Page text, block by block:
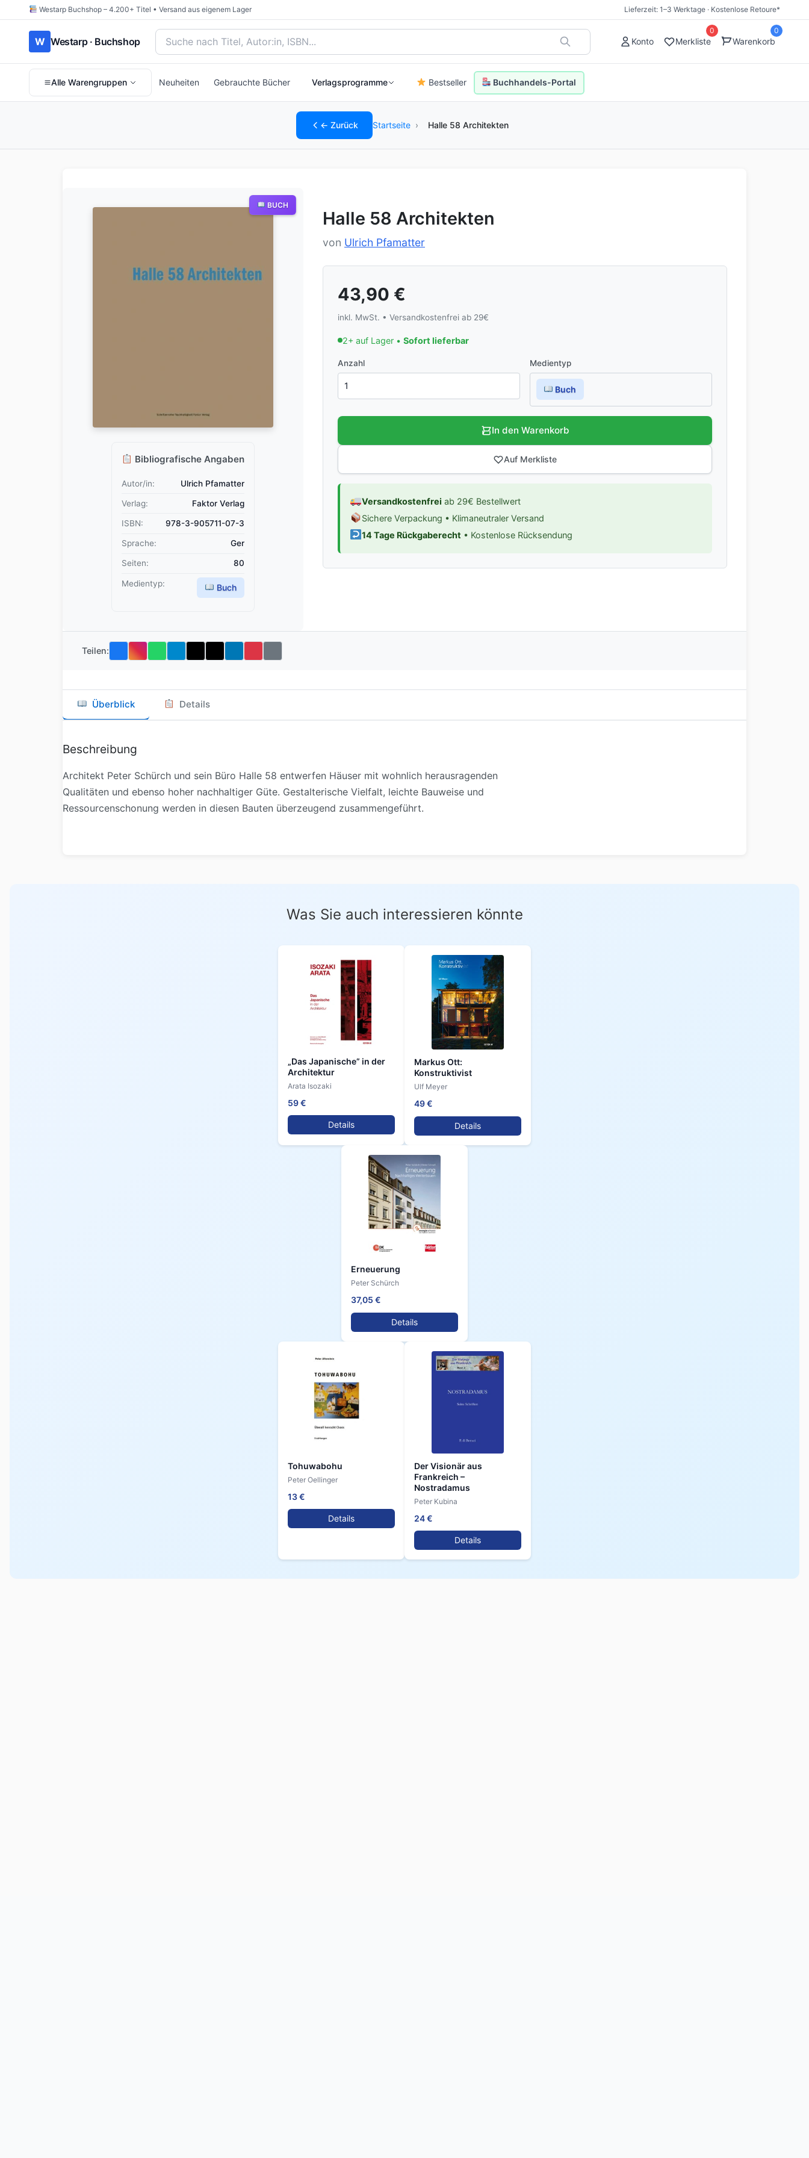
Westarp Buchshop – 4.200+ Titel • Versand aus eigenem Lager Lieferzeit: 1–3 Werktage · Kostenlose Retoure*
W Westarp · Buchshop Bücher suchen nach Titel, Autor:in oder ISBN Konto Merkliste
0
Warenkorb
0
Alle Warengruppen Neuheiten Gebrauchte Bücher Verlagsprogramme Bestseller Buchhandels-Portal
← Zurück Startseite › Halle 58 Architekten
Bibliografische Angaben
Autor/in: Ulrich Pfamatter
Verlag: Faktor Verlag
ISBN: 978-3-905711-07-3
Sprache: Ger
Seiten: 80
Medientyp: Buch
BUCH
Halle 58 Architekten
von Ulrich Pfamatter
43,90 €
inkl. MwSt. • Versandkostenfrei ab 29€
2+ auf Lager • Sofort lieferbar
Anzahl Medientyp
Buch
In den Warenkorb
Auf Merkliste
Versandkostenfrei ab 29€ Bestellwert
Sichere Verpackung • Klimaneutraler Versand
14 Tage Rückgaberecht • Kostenlose Rücksendung
Teilen:
Überblick Details
Beschreibung
Architekt Peter Schürch und sein Büro Halle 58 entwerfen Häuser mit wohnlich herausragenden
Qualitäten und ebenso hoher nachhaltiger Güte. Gestalterische Vielfalt, leichte Bauweise und
Ressourcenschonung werden in diesen Bauten überzeugend zusammengeführt.
Was Sie auch interessieren könnte
„Das Japanische” in der
Architektur
Arata Isozaki
59 €
Details
Markus Ott:
Konstruktivist
Ulf Meyer
49 €
Details
Erneuerung
Peter Schürch
37,05 €
Details
Tohuwabohu
Peter Oellinger
13 €
Details
Der Visionär aus
Frankreich –
Nostradamus
Peter Kubina
24 €
Details